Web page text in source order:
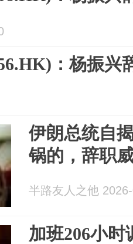
：杨振兴
伊朗总统自
锅的，辞职
半路友人之他
加班206小